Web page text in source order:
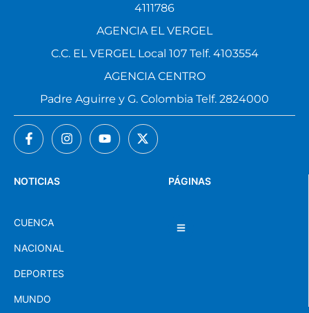
PÁGINAS
NOTICIAS
CUENCA
NACIONAL
DEPORTES
MUNDO
4111786
AGENCIA EL VERGEL
C.C. EL VERGEL Local 107 Telf. 4103554
AGENCIA CENTRO
Padre Aguirre y G. Colombia Telf. 2824000